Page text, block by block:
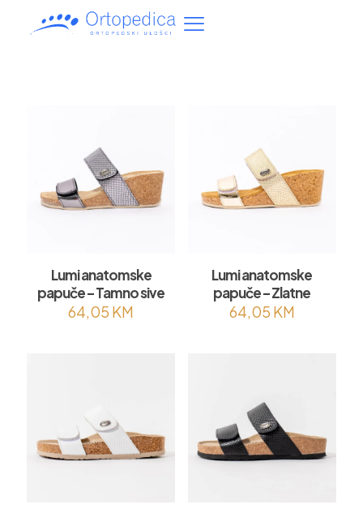
Lumi anatomske
papuče – Tamno sive
64,05 KM
Lumi anatomske
papuče – Zlatne
64,05 KM